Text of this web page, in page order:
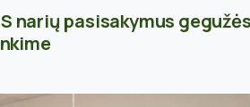
narių pasisakymus